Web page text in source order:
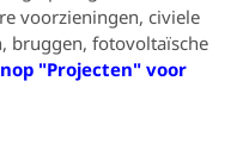
voorzieningen, civiele
bruggen, fotovoltaïsche
"Projecten" voor